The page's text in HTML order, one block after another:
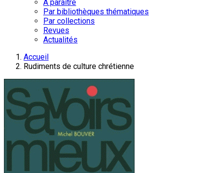
À paraître
Par bibliothèques thématiques
Par collections
Revues
Actualités
Accueil
Rudiments de culture chrétienne